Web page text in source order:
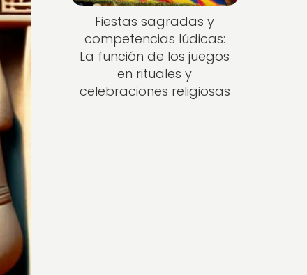
Fiestas sagradas y
competencias lúdicas:
La función de los juegos
en rituales y
celebraciones religiosas